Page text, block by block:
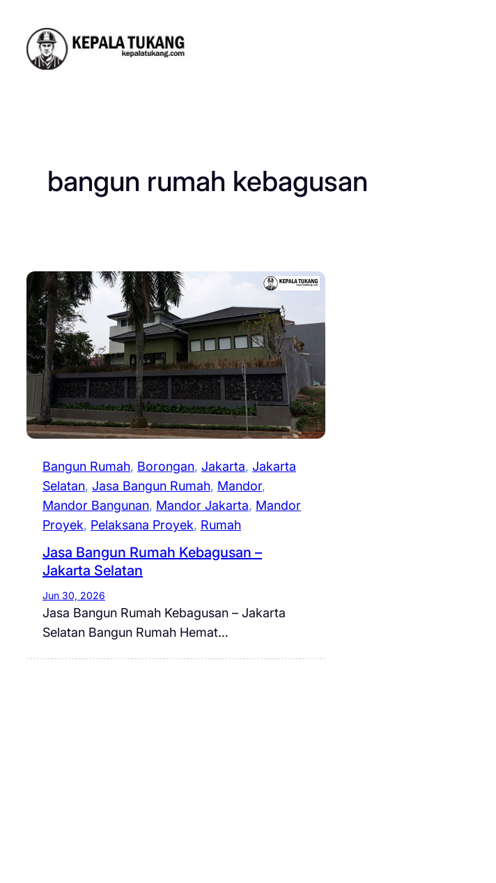
content
bangun rumah kebagusan
Bangun Rumah, Borongan, Jakarta, Jakarta
Selatan, Jasa Bangun Rumah, Mandor
Mandor Bangunan, Mandor Jakarta, Mandor
Proyek, Pelaksana Proyek, Rumah
Jasa Bangun Rumah Kebagusan –
Jakarta Selatan
Jun 30, 2026
Jasa Bangun Rumah Kebagusan – Jakarta
Selatan Bangun Rumah Hemat…